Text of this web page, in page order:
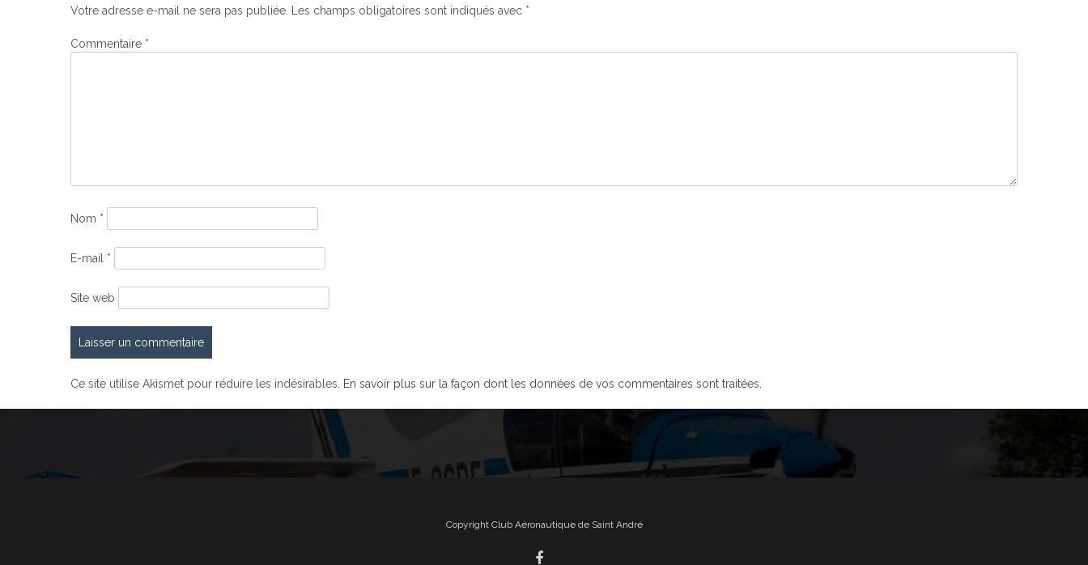
l’article
Votre adresse e-mail ne sera pas publiée. Les champs obligatoires sont indiqués avec *
Commentaire *
Nom *
E-mail *
Site web
Ce site utilise Akismet pour réduire les indésirables. En savoir plus sur la façon dont les données de vos commentaires sont traitées.
Copyright Club Aéronautique de Saint André